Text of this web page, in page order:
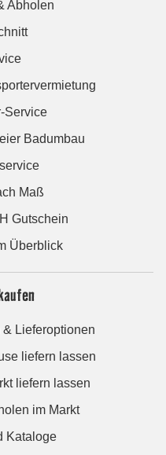
Abholen
Service
Badumbau
Maß
Gutschein
Überblick
Lieferoptionen
liefern lassen
liefern lassen
im Markt
Kataloge